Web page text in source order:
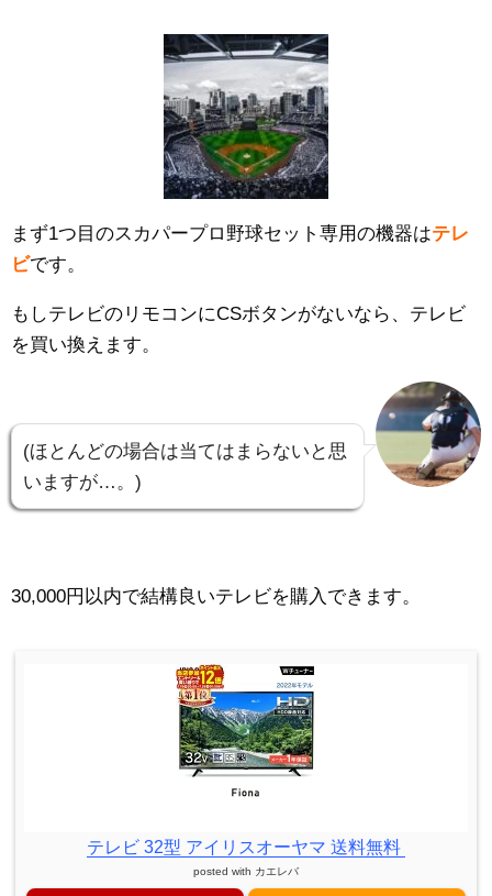
まず1つ目のスカパープロ野球セット専用の機器はテレ
ビです。
もしテレビのリモコンにCSボタンがないなら、テレビ
を買い換えます。
(ほとんどの場合は当てはまらないと思
いますが…。)
30,000円以内で結構良いテレビを購入できます。
テレビ 32型 アイリスオーヤマ 送料無料
posted with カエレバ